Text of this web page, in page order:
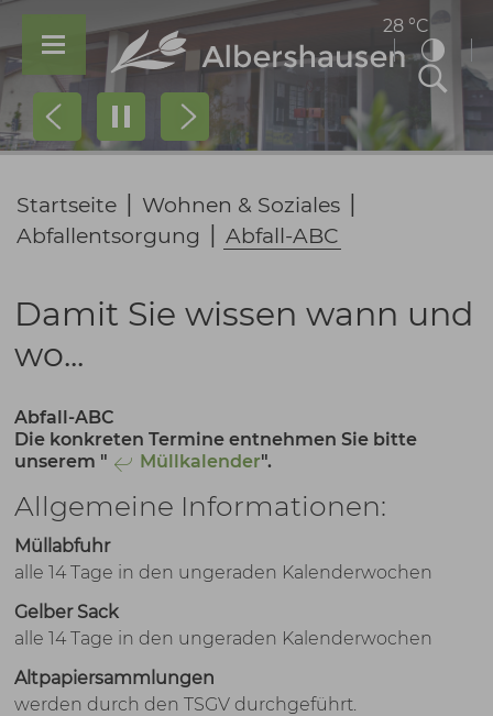
28 °C
Prev Next
Startseite | Wohnen & Soziales |
Abfallentsorgung | Abfall-ABC
Damit Sie wissen wann und
wo...
Abfall-ABC
Die konkreten Termine entnehmen Sie bitte
unserem "
Müllkalender".
Allgemeine Informationen:
Müllabfuhr
alle 14 Tage in den ungeraden Kalenderwochen
Gelber Sack
alle 14 Tage in den ungeraden Kalenderwochen
Altpapiersammlungen
werden durch den TSGV durchgeführt.